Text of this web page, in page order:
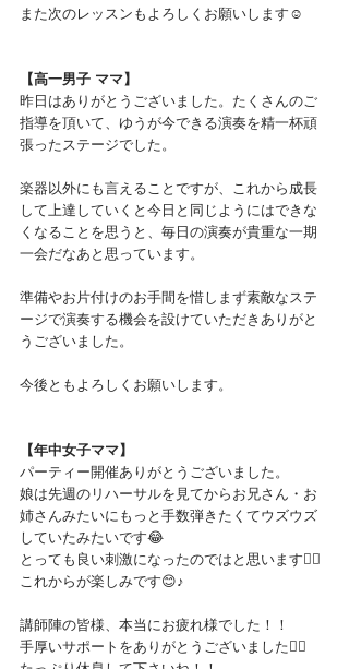
また次のレッスンもよろしくお願いします☺️
【高一男子 ママ】
昨日はありがとうございました。たくさんのご
指導を頂いて、ゆうが今できる演奏を精一杯頑
張ったステージでした。
楽器以外にも言えることですが、これから成長
して上達していくと今日と同じようにはできな
くなることを思うと、毎日の演奏が貴重な一期
一会だなあと思っています。
準備やお片付けのお手間を惜しまず素敵なステ
ージで演奏する機会を設けていただきありがと
うございました。
今後ともよろしくお願いします。
【年中女子ママ】
パーティー開催ありがとうございました。
娘は先週のリハーサルを見てからお兄さん・お
姉さんみたいにもっと手数弾きたくてウズウズ
していたみたいです😂
とっても良い刺激になったのではと思います🙆‍♀️
これからが楽しみです😊♪
講師陣の皆様、本当にお疲れ様でした！！
手厚いサポートをありがとうございました🙇‍♀️